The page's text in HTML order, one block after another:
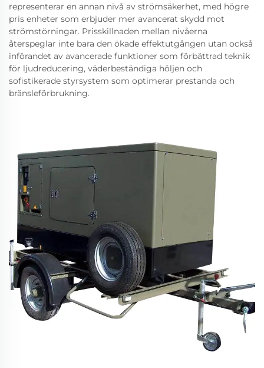
representerar en annan nivå av strömsäkerhet, med högre
pris enheter som erbjuder mer avancerat skydd mot
strömstörningar. Prisskillnaden mellan nivåerna
återspeglar inte bara den ökade effektutgången utan också
införandet av avancerade funktioner som förbättrad teknik
för ljudreducering, väderbeständiga höljen och
sofistikerade styrsystem som optimerar prestanda och
bränsleförbrukning.